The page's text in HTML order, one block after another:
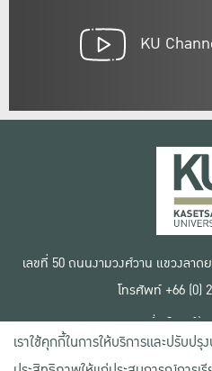
KU
เลขที่ 50 ถนนงามวงศ์วาน แขวงลาด
โทรศัพท์ +66 (0)
เงื่อนไขการใช้ง
ข้อตกลงด้านสิ
นโยบายความเ
เราใช้คุกกี้ในการให้บริการและปรับป